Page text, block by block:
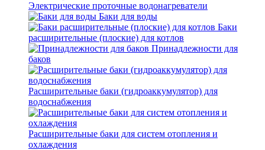
Электрические проточные водонагреватели
Баки для воды
Баки
расширительные (плоские) для котлов
Принадлежности для
баков
Расширительные баки (гидроаккумулятор) для
водоснабжения
Расширительные баки для систем отопления и
охлаждения